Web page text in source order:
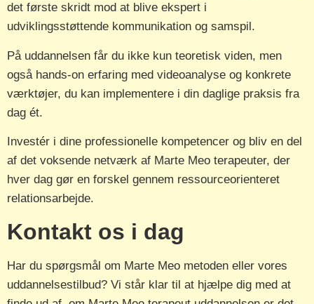
det første skridt mod at blive ekspert i
udviklingsstøttende kommunikation og samspil.
På uddannelsen får du ikke kun teoretisk viden, men
også hands-on erfaring med videoanalyse og konkrete
værktøjer, du kan implementere i din daglige praksis fra
dag ét.
Investér i dine professionelle kompetencer og bliv en del
af det voksende netværk af Marte Meo terapeuter, der
hver dag gør en forskel gennem ressourceorienteret
relationsarbejde.
Kontakt os i dag
Har du spørgsmål om Marte Meo metoden eller vores
uddannelsestilbud? Vi står klar til at hjælpe dig med at